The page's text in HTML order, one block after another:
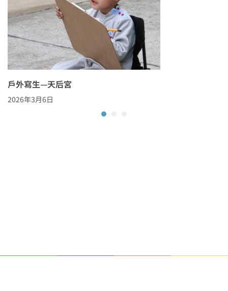
戶外寫生—天后宮
2026年3月6日